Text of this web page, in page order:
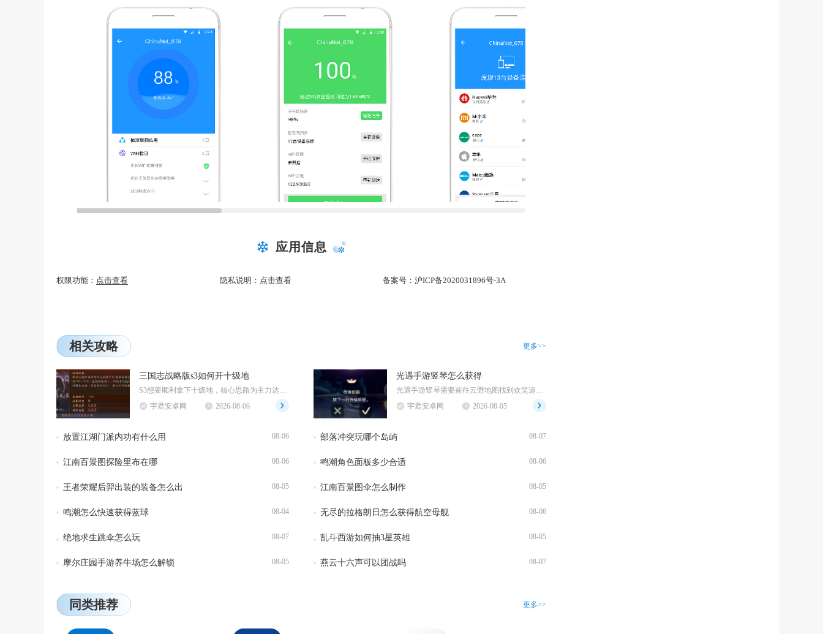
应用信息
权限功能： 点击查看 隐私说明： 点击查看 备案号：沪ICP备2020031896号-3A
相关攻略 更多>>
三国志战略版s3如何开十级地
S3想要顺利拿下十级地，核心思路为主力达标搭配侦查与多队补刀战术，依靠兵种克制分批消耗守军...
宇君安卓网
2026-08-06
放置江湖门派内功有什么用 08-06
江南百景图探险里布在哪 08-06
王者荣耀后羿出装的装备怎么出 08-05
鸣潮怎么快速获得蓝球 08-04
绝地求生跳伞怎么玩 08-07
摩尔庄园手游养牛场怎么解锁 08-05
光遇手游竖琴怎么获得
光遇手游竖琴需要前往云野地图找到欢笑追光者先祖，完成先祖追忆后，在遇境星盘消耗5颗爱心兑换...
宇君安卓网
2026-08-05
部落冲突玩哪个岛屿 08-07
鸣潮角色面板多少合适 08-06
江南百景图伞怎么制作 08-05
无尽的拉格朗日怎么获得航空母舰 08-06
乱斗西游如何抽3星英雄 08-05
燕云十六声可以团战吗 08-07
同类推荐 更多>>